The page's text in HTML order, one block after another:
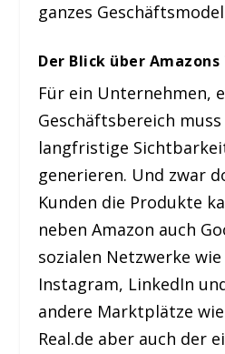
ganzes
Der Blick über
Für ein Unternehmen,
Geschäftsbereich
langfristige
generieren. Und zwar
Kunden die Produkte
neben Amazon auch
sozialen Netzwerke wie
Instagram, LinkedIn
andere Marktplätze
Real.de aber auch der